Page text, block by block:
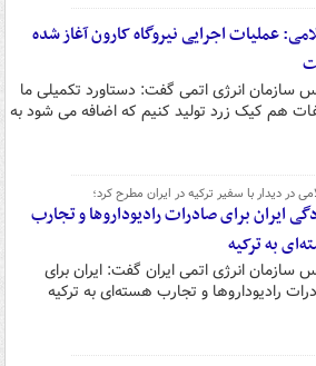
عملیات اجرایی نیروگاه کارون آغاز شده
سازمان انرژی اتمی گفت: دستاورد تکمیلی ما
هم کیک زرد تولید کنیم که اضافه می شود به
در دیدار با سفیر ترکیه در ایران مطرح کرد؛
ایران برای صادرات رادیوداروها و تجارب
به ترکیه
سازمان انرژی اتمی ایران گفت: ایران برای
رادیوداروها و تجارب هسته‌ای به ترکیه